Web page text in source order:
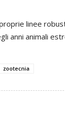
linee
anni animali
zootecnia